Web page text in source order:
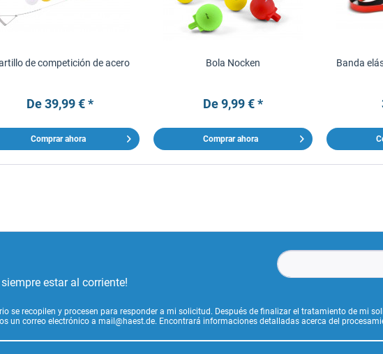
de competición de acero
De 39,99 € *
Comprar ahora
Bola Nocken
De 9,99 € *
Comprar ahora
Banda
estar al corriente!
se recopilen y procesen para responder a mi solicitud. Después de finalizar el tratamiento de mi
un correo electrónico a mail@haest.de. Encontrará informaciones detalladas acerca del